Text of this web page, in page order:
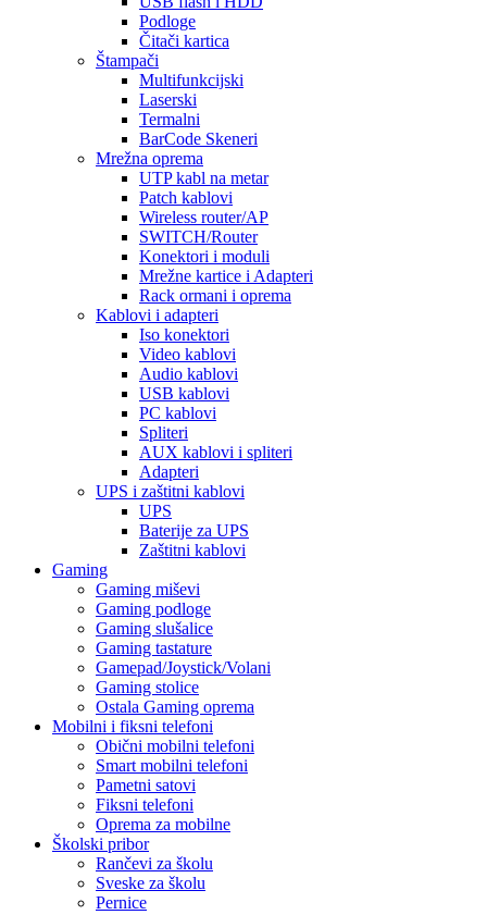
Podloge
Čitači kartica
Štampači
Multifunkcijski
Laserski
Termalni
BarCode Skeneri
Mrežna oprema
UTP kabl na metar
Patch kablovi
Wireless router/AP
SWITCH/Router
Konektori i moduli
Mrežne kartice i Adapteri
Rack ormani i oprema
Kablovi i adapteri
Iso konektori
Video kablovi
Audio kablovi
USB kablovi
PC kablovi
Spliteri
AUX kablovi i spliteri
Adapteri
UPS i zaštitni kablovi
UPS
Baterije za UPS
Zaštitni kablovi
Gaming
Gaming miševi
Gaming podloge
Gaming slušalice
Gaming tastature
Gamepad/Joystick/Volani
Gaming stolice
Ostala Gaming oprema
Mobilni i fiksni telefoni
Obični mobilni telefoni
Smart mobilni telefoni
Pametni satovi
Fiksni telefoni
Oprema za mobilne
Školski pribor
Rančevi za školu
Sveske za školu
Pernice